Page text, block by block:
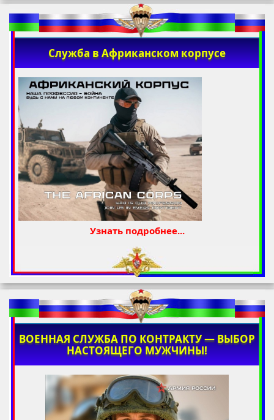
Служба в Африканском корпусе
Узнать подробнее...
ВОЕННАЯ СЛУЖБА ПО КОНТРАКТУ — ВЫБОР
НАСТОЯЩЕГО МУЖЧИНЫ!